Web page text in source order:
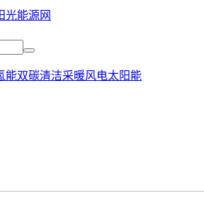
光能源网
能双碳清洁采暖风电太阳能